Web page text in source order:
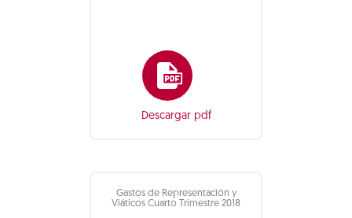
Descargar pdf
Gastos de Representación y
Viáticos Cuarto Trimestre 2018